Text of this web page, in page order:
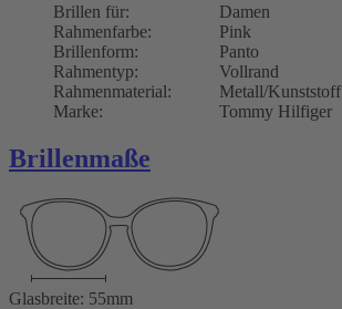
Brillen für:
Damen
Rahmenfarbe:
Pink
Brillenform:
Panto
Rahmentyp:
Vollrand
Rahmenmaterial:
Metall/Kunststoff
Marke:
Tommy Hilfiger
Brillenmaße
Glasbreite: 55mm